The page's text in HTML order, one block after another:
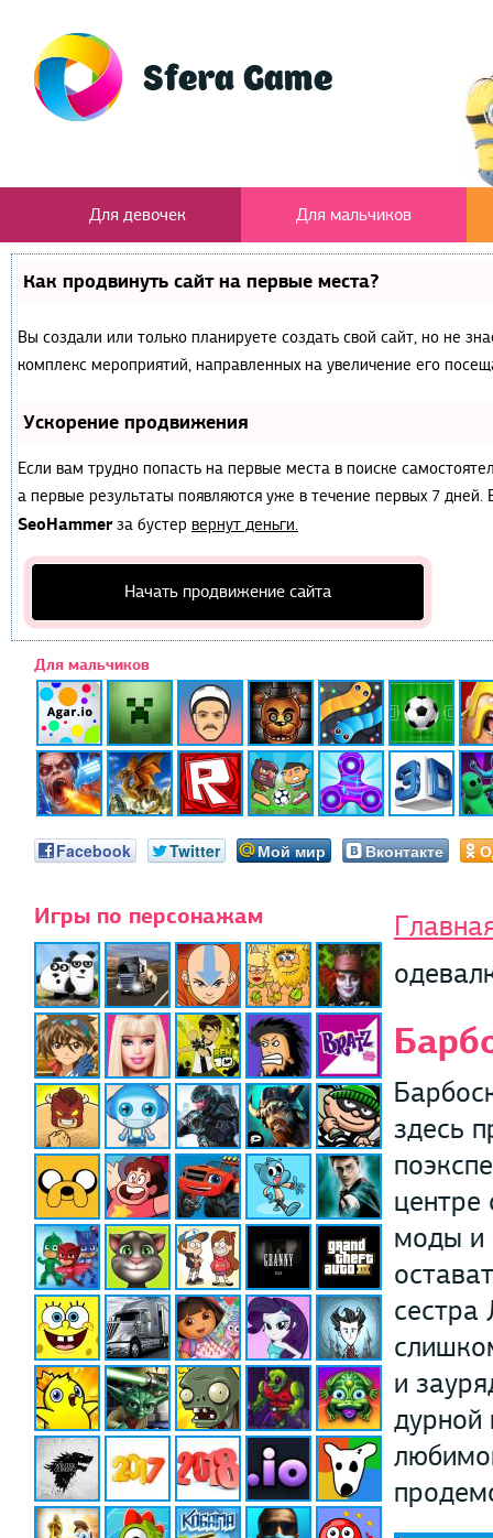
Для девочек Для мальчиков
Как продвинуть сайт на первые места?
Вы создали или только планируете создать свой сайт, но не
комплекс мероприятий, направленных на увеличение его
Ускорение продвижения
Если вам трудно попасть на первые места в поиске
а первые результаты появляются уже в течение первых 7
SeoHammerза бустер вернут деньги.
Начать продвижение сайта
Для мальчиков
Facebook Twitter Мой мир Вконтакте
Игры по персонажам
здесь
моды и
сестра
и
дурной